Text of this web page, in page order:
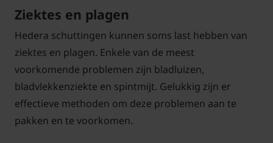
Ziektes en plagen
Hedera schuttingen kunnen soms last hebben van
ziektes en plagen. Enkele van de meest
voorkomende problemen zijn bladluizen,
bladvlekkenziekte en spintmijt. Gelukkig zijn er
effectieve methoden om deze problemen aan te
pakken en te voorkomen.